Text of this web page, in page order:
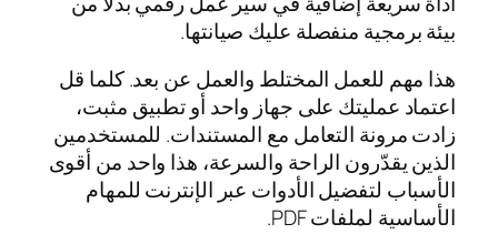
بيئة برمجية منفصلة عليك صيانتها.
هذا مهم للعمل المختلط والعمل عن بعد. كلما قل
اعتماد عمليتك على جهاز واحد أو تطبيق مثبت،
زادت مرونة التعامل مع المستندات. للمستخدمين
الذين يقدّرون الراحة والسرعة، هذا واحد من أقوى
الأسباب لتفضيل الأدوات عبر الإنترنت للمهام
الأساسية لملفات PDF.